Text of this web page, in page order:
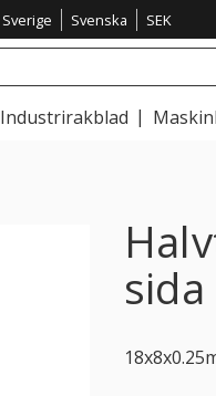
Sverige Svenska SEK
Industrirakblad